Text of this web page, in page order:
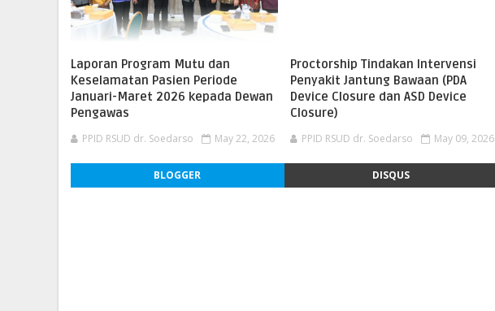
Laporan Program Mutu dan
Keselamatan Pasien Periode
Januari-Maret 2026 kepada Dewan
Pengawas
PPID RSUD dr. Soedarso May 22, 2026
Proctorship Tindakan Intervensi
Penyakit Jantung Bawaan (PDA
Device Closure dan ASD Device
Closure)
PPID RSUD dr. Soedarso May 09, 2026
BLOGGER DISQUS